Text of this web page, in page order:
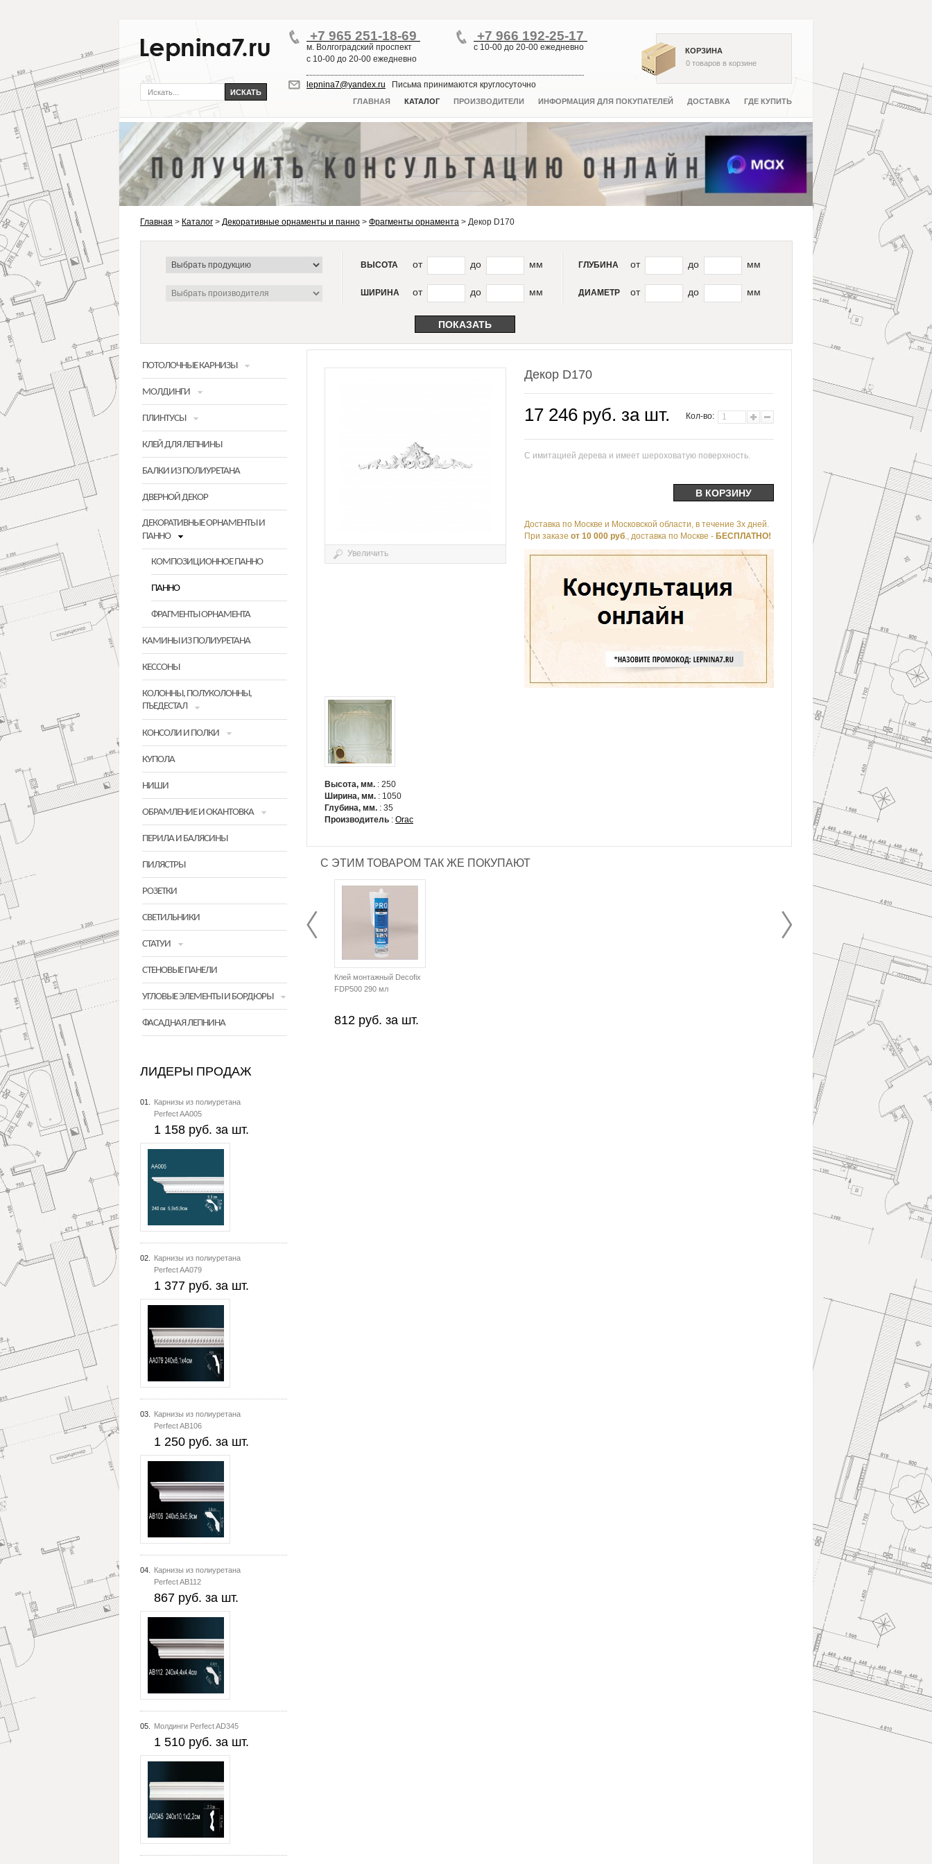
ГЛАВНАЯ КАТАЛОГ ПРОИЗВОДИТЕЛИ ИНФОРМАЦИЯ ДЛЯ ПОКУПАТЕЛЕЙ ДОСТАВКА ГДЕ КУПИТЬ
+7 966 192-25-17
с 10-00 до 20-00 ежедневно
КОРЗИНА
0 товаров в корзине
+7 965 251-18-69
м. Волгоградский проспект
с 10-00 до 20-00 ежедневно
lepnina7@yandex.ru Письма принимаются круглосуточно
Главная > Каталог > Декоративные орнаменты и панно > Фрагменты орнамента > Декор D170
ВЫСОТА от до мм
ШИРИНА от до мм
ГЛУБИНА от до мм
ДИАМЕТР от до мм
ПОТОЛОЧНЫЕ КАРНИЗЫ
МОЛДИНГИ
ПЛИНТУСЫ
КЛЕЙ ДЛЯ ЛЕПНИНЫ
БАЛКИ ИЗ ПОЛИУРЕТАНА
ДВЕРНОЙ ДЕКОР
ДЕКОРАТИВНЫЕ ОРНАМЕНТЫ И
ПАННО
КОМПОЗИЦИОННОЕ ПАННО
ПАННО
ФРАГМЕНТЫ ОРНАМЕНТА
КАМИНЫ ИЗ ПОЛИУРЕТАНА
КЕССОНЫ
КОЛОННЫ, ПОЛУКОЛОННЫ,
ПЪЕДЕСТАЛ
КОНСОЛИ И ПОЛКИ
КУПОЛА
НИШИ
ОБРАМЛЕНИЕ И ОКАНТОВКА
ПЕРИЛА И БАЛЯСИНЫ
ПИЛЯСТРЫ
РОЗЕТКИ
СВЕТИЛЬНИКИ
СТАТУИ
СТЕНОВЫЕ ПАНЕЛИ
УГЛОВЫЕ ЭЛЕМЕНТЫ И БОРДЮРЫ
ФАСАДНАЯ ЛЕПНИНА
ЛИДЕРЫ ПРОДАЖ
01.
Карнизы из полиуретана
Perfect AA005
1 158 руб. за шт.
02.
Карнизы из полиуретана
Perfect AA079
1 377 руб. за шт.
03.
Карнизы из полиуретана
Perfect AB106
1 250 руб. за шт.
04.
Карнизы из полиуретана
Perfect AB112
867 руб. за шт.
05. Молдинги Perfect AD345
1 510 руб. за шт.
Увеличить
Декор D170
Кол-во:
17 246 руб. за шт.
C имитацией дерева и имеет шероховатую поверхность.
Доставка по Москве и Московской области, в течение 3х дней.
При заказе от 10 000 руб., доставка по Москве - БЕСПЛАТНО!
Высота, мм. : 250
Ширина, мм. : 1050
Глубина, мм. : 35
Производитель : Orac
С ЭТИМ ТОВАРОМ ТАК ЖЕ ПОКУПАЮТ
Клей монтажный Decofix
FDP500 290 мл
812 руб. за шт.